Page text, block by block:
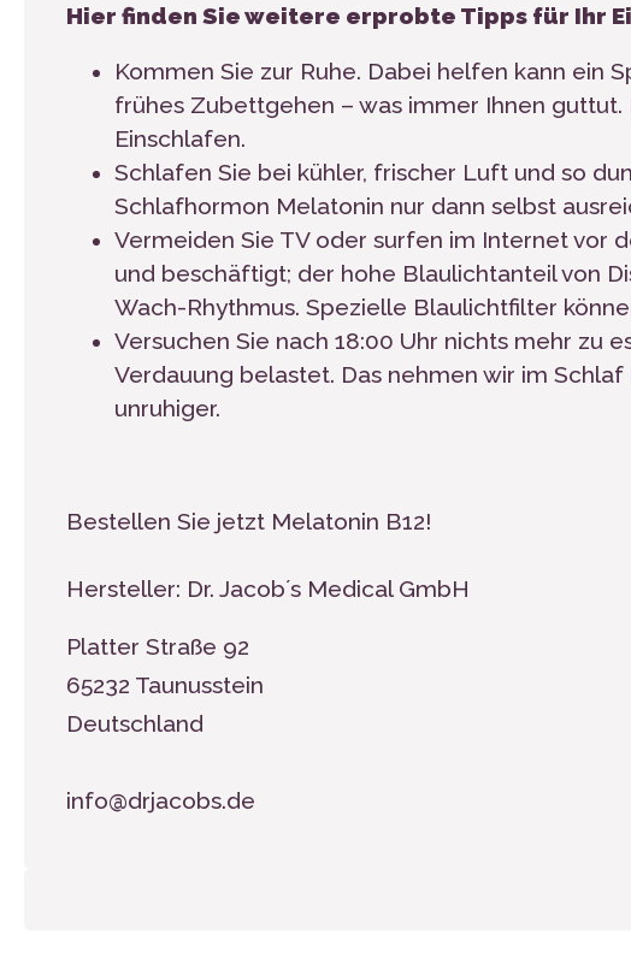
Hier finden Sie weitere erprobte Tipps für Ihr
Kommen Sie zur Ruhe. Dabei helfen kann ein
frühes Zubettgehen – was immer Ihnen
Einschlafen.
Schlafen Sie bei kühler, frischer Luft und so
Schlafhormon Melatonin nur dann selbst
Vermeiden Sie TV oder surfen im Internet vor
und beschäftigt; der hohe Blaulichtanteil von
Wach-Rhythmus. Spezielle Blaulichtfilter
Versuchen Sie nach 18:00 Uhr nichts mehr zu
Verdauung belastet. Das nehmen wir im
unruhiger.
Bestellen Sie jetzt Melatonin B12!
Hersteller: Dr. Jacob´s Medical GmbH
Platter Straße 92
65232 Taunusstein
Deutschland
info@drjacobs.de